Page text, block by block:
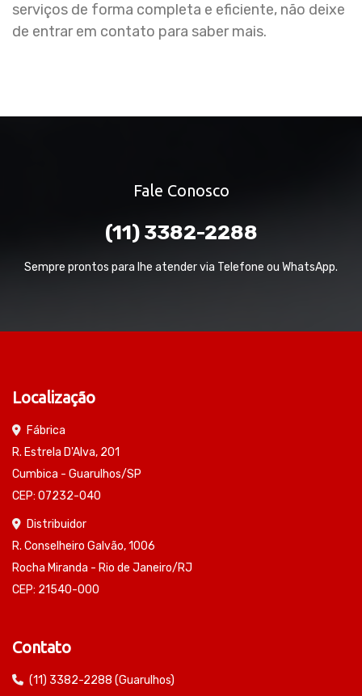
serviços de forma completa e eficiente, não deixe
de entrar em contato para saber mais.
Fale Conosco
(11) 3382-2288
Sempre prontos para lhe atender via Telefone ou WhatsApp.
Localização
Fábrica
R. Estrela D'Alva, 201
Cumbica - Guarulhos/SP
CEP: 07232-040
Distribuidor
R. Conselheiro Galvão, 1006
Rocha Miranda - Rio de Janeiro/RJ
CEP: 21540-000
Contato
(11) 3382-2288 (Guarulhos)